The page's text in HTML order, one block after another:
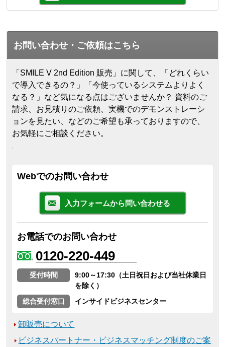
お問い合わせ・ご依頼はこちら
「SMILE V 2nd Edition 販売」に関して、「どれくらい
で導入できるの？」「今使っているシステムよりよく
なる？」など気になる点はございませんか？ 資料のご
請求、お見積りのご依頼、実機でのデモンストレーシ
ョンを見たい、などのご希望も承っておりますので、
お気軽にご相談ください。
Webでのお問い合わせ
入力フォームから問い合わせる
お電話でのお問い合わせ
0120-220-449
受付時間
9:00～17:30（土日祝日および当社休業日
を除く）
総合受付窓口
インサイドビジネスセンター
卸販売について
ビジネスパートナー・ビジネスマッチング制度のご案